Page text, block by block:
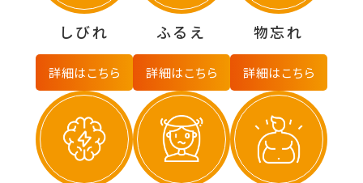
しびれ
詳細はこちら
ふるえ
詳細はこちら
物忘れ
詳細はこちら